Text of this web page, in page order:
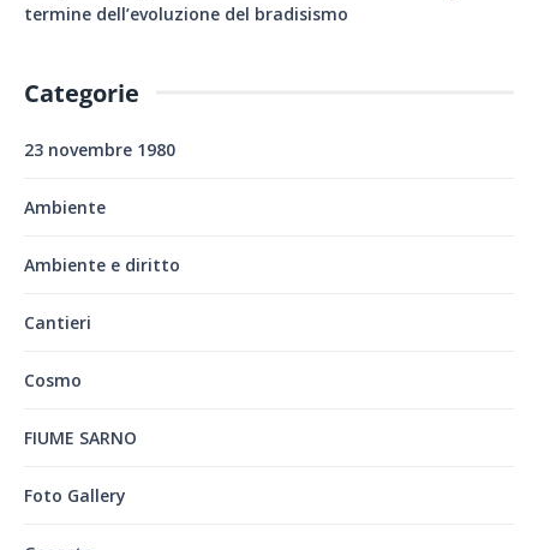
termine dell’evoluzione del bradisismo
Categorie
23 novembre 1980
Ambiente
Ambiente e diritto
Cantieri
Cosmo
FIUME SARNO
Foto Gallery